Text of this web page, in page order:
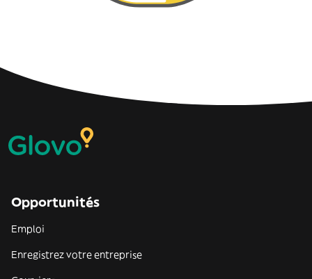
Opportunités
Emploi
Enregistrez votre entreprise